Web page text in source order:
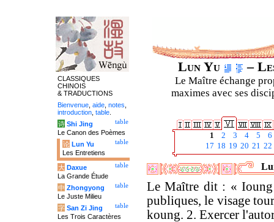
Lun Yu –
Le Maître échange
maximes avec ses
1 2 3 4 5
6
17 18 19 20 21 22
Le Maître dit : « Ioung
publiques, le visage
koung. 2. Exercer
CLASSIQUES
CHINOIS
& TRADUCTIONS
Bienvenue aide notes
introduction table
table
诗 Shi Jing
Le Canon des Poèmes
table
论 Lun Yu
Les Entretiens
table
大 Daxue
La Grande Étude
table
中 Zhongyong
Le Juste Milieu
table
字 San Zi Jing
Les Trois Caractères